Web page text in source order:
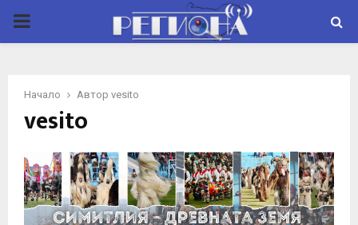
P
A
Начало Автор vesito
vesito